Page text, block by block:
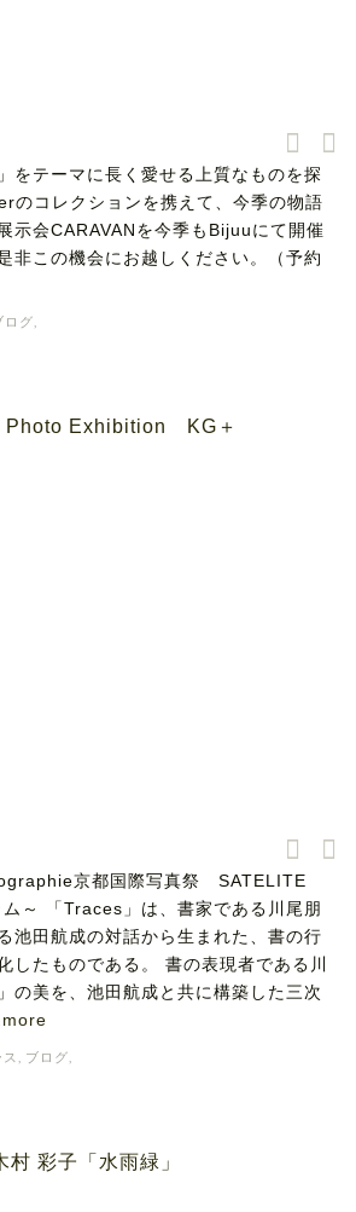
をテーマに長く愛せる上質なものを探
のコレクションを携えて、今季の物語
示会CARAVANを今季もBijuuにて開催
非この機会にお越しください。（予約
ログ
Photo Exhibition KG＋
京都国際写真祭 SATELITE
～ 「Traces」は、書家である川尾朋
池田航成の対話から生まれた、書の行
したものである。 書の表現者である川
の美を、池田航成と共に構築した三次
ブログ
村 彩子「水雨緑」